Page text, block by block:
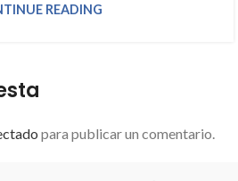
READING
para publicar un comentario.